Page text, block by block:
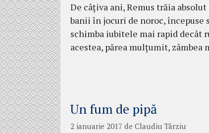
De câţiva ani, Remus trăia
banii în jocuri de noroc, începuse
schimba iubitele mai rapid decât
acestea, părea mul­ţu­mit, zâmbea
Un fum de pipă
2 ianuarie 2017 de Claudiu Târziu